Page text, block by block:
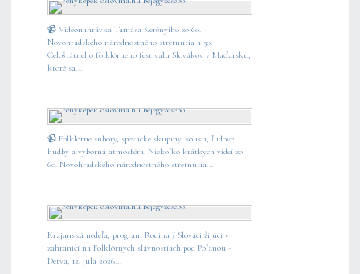
📹 Videonahrávka Tamása Kerényiho zo 60.
Novohradského národnostného stretnutia a 30.
Celoštátneho folklórneho festivalu Slovákov v Maďarsku,
ktoré sa...
📹 Folklórne súbory, spevácke skupiny, sólisti, ľudové
hudby a výborná atmosféra. Niekoľko krátkych videí zo
60. Novohradského národnostného stretnutia...
Krajanská nedeľa, program Rodina / Slováci žijúci v
zahraničí na Folklórnych slávnostiach pod Poľanou -
Detva, 12. júla 2026...